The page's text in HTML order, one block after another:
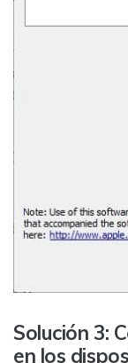
Solución 3:
en los